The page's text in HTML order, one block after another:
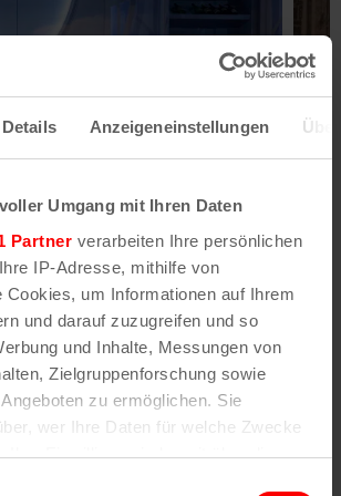
Details Anzeigeneinstellungen
Umgang mit Ihren Daten
Partner verarbeiten Ihre persönlichen
IP-Adresse, mithilfe von
Cookies, um Informationen auf Ihrem
und darauf zuzugreifen und so
und Inhalte, Messungen von
Zielgruppenforschung sowie
zu ermöglichen. Sie
wer Ihre Daten für welche Zwecke
Ihre Einwilligung jederzeit über die
pendelt zwischen Lokal- und
kölschem Klüngel und
sowie ganz viel
Kölner Eigenarten. Sowohl in Wort
und Musik: Ein rockender
sich die Gitarre und schmettert